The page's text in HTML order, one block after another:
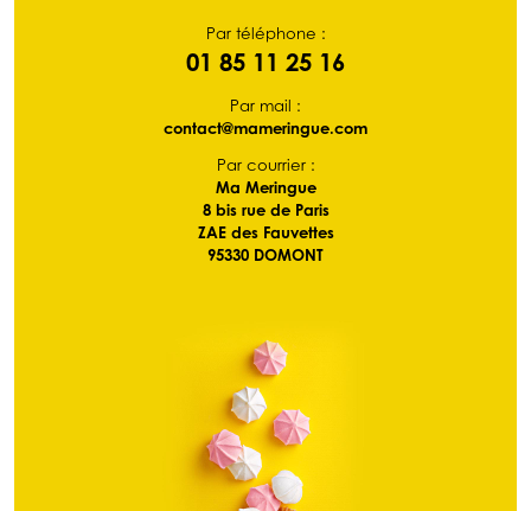
Par téléphone :
01 85 11 25 16
Par mail :
contact@mameringue.com
Par courrier :
Ma Meringue
8 bis rue de Paris
ZAE des Fauvettes
95330 DOMONT